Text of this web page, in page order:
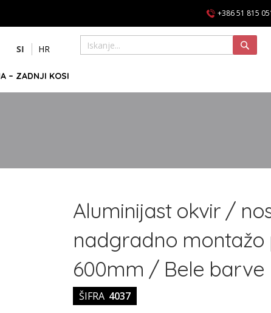
+386 51 815
na
SI HR
– ZADNJI KOSI
Aluminijast okvir /
nadgradno montažo
600mm / Bele barve
ŠIFRA 4037